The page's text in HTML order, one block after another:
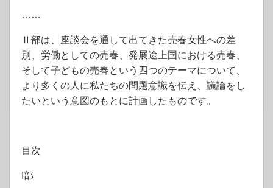
……
Ⅱ部は、座談会を通して出てきた売春女性への差
別、労働としての売春、発展途上国における売春、
そして子どもの売春という四つのテーマについて、
より多くの人に私たちの問題意識を伝え、議論をし
たいという意図のもとに計画したものです。
目次
I部